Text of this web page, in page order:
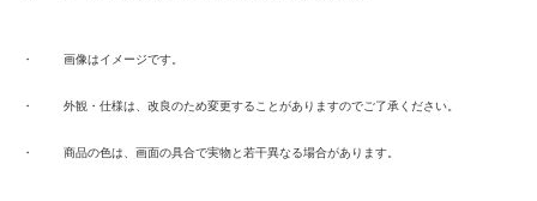
・ 画像はイメージです。
・ 外観・仕様は、改良のため変更することがありますのでご了承ください。
・ 商品の色は、画面の具合で実物と若干異なる場合があります。